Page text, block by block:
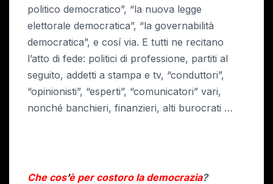
politico democratico”, “la nuova legge
elettorale democratica”, “la governabilità
democratica”, e cosí via. E tutti ne recitano
l’atto di fede: politici di professione, partiti al
seguito, addetti a stampa e tv, “conduttori”,
“opinionisti”, “esperti”, “comunicatori” vari,
nonché banchieri, finanzieri, alti burocrati …
Che cos’è per costoro la democrazia?